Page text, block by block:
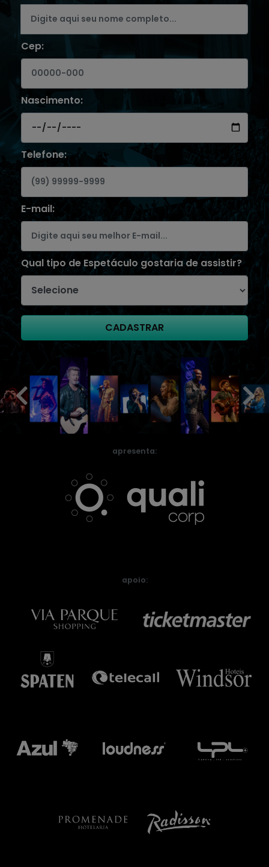
Cep:
Nascimento:
Telefone:
E-mail:
Qual tipo de Espetáculo gostaria de assistir?
CADASTRAR
apresenta:
apoio: